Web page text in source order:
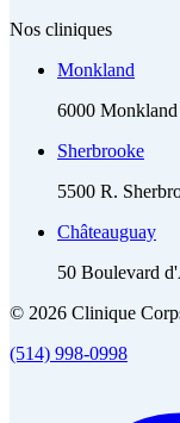
Nos cliniques
Monkland
6000
Sherbrooke
5500 R.
Châteauguay
50 Boulevard
© 2026 Clinique
(514) 998-0998